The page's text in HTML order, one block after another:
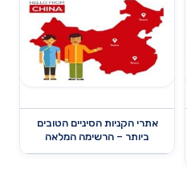
אתרי הקניות הסיניים הטובים
ביותר – הרשימה המלאה